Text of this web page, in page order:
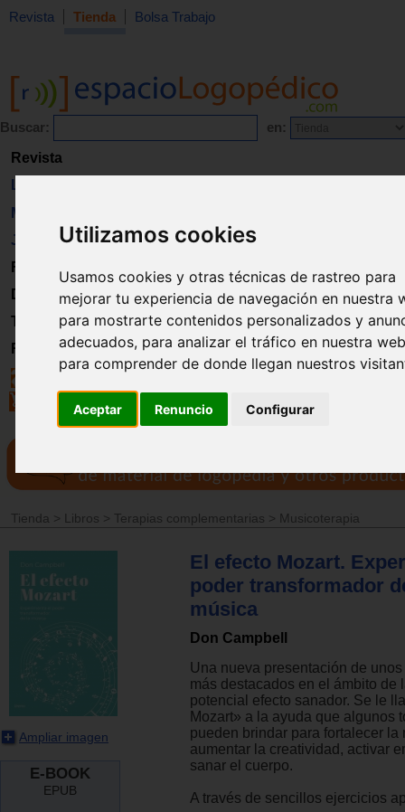
Utilizamos cookies
Usamos cookies y otras técnicas de rastreo para
mejorar tu experiencia de navegación en nuestra
para mostrarte contenidos personalizados y
adecuados, para analizar el tráfico en nuestra
para comprender de donde llegan nuestros
Aceptar Renuncio Configurar
Revista Tienda Bolsa Trabajo
Buscar: en:
Revista
Libros
Material
Juguetes
Formación
Directorio
Trabajo
Registro
Tienda > Libros > Terapias complementarias > Musicoterapia
Ampliar imagen
E-BOOK
EPUB
El efecto Mozart.
poder transformador
música
Don Campbell
Una nueva presentación de
más destacados en el ámbito de
potencial efecto sanador. Se le
Mozart» a la ayuda que algunos
pueden brindar para fortalecer la
aumentar la creatividad, activar
sanar el cuerpo.
A través de sencillos ejercicios